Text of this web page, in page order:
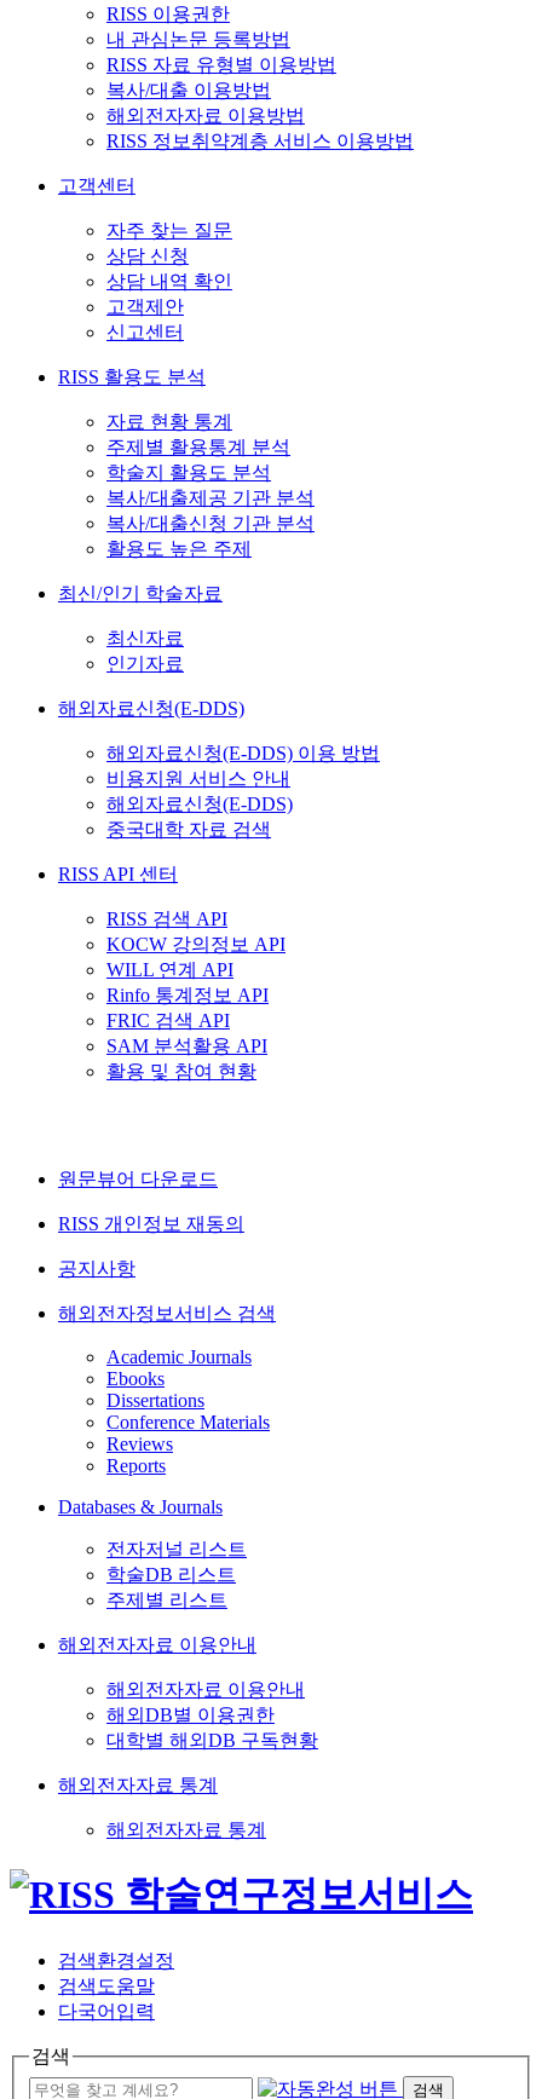
RISS 이용권한
내 관심논문 등록방법
RISS 자료 유형별 이용방법
복사/대출 이용방법
해외전자자료 이용방법
RISS 정보취약계층 서비스 이용방법
고객센터
자주 찾는 질문
상담 신청
상담 내역 확인
고객제안
신고센터
RISS 활용도 분석
자료 현황 통계
주제별 활용통계 분석
학술지 활용도 분석
복사/대출제공 기관 분석
복사/대출신청 기관 분석
활용도 높은 주제
최신/인기 학술자료
최신자료
인기자료
해외자료신청(E-DDS)
해외자료신청(E-DDS) 이용 방법
비용지원 서비스 안내
해외자료신청(E-DDS)
중국대학 자료 검색
RISS API 센터
RISS 검색 API
KOCW 강의정보 API
WILL 연계 API
Rinfo 통계정보 API
FRIC 검색 API
SAM 분석활용 API
활용 및 참여 현황
원문뷰어 다운로드
RISS 개인정보 재동의
공지사항
해외전자정보서비스 검색
Academic Journals
Ebooks
Dissertations
Conference Materials
Reviews
Reports
Databases & Journals
전자저널 리스트
학술DB 리스트
주제별 리스트
해외전자자료 이용안내
해외전자자료 이용안내
해외DB별 이용권한
대학별 해외DB 구독현황
해외전자자료 통계
해외전자자료 통계
검색환경설정
검색도움말
다국어입력
검색
검색